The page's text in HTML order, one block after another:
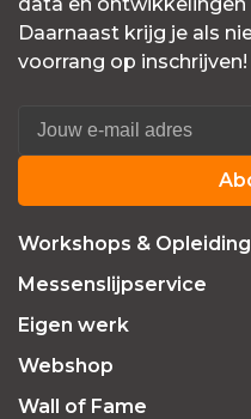
Daarnaast krijg je als
voorrang op inschrijven!
Workshops &
Messenslijpservice
Eigen werk
Webshop
Wall of Fame